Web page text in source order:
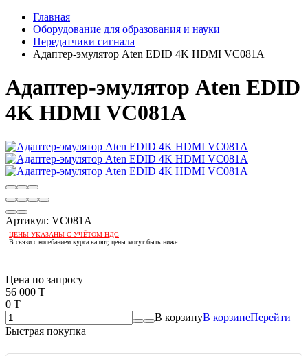
Главная
Оборудование для образования и науки
Передатчики сигнала
Адаптер-эмулятор Aten EDID 4K HDMI VC081A
Адаптер-эмулятор Aten EDID
4K HDMI VC081A
Артикул: VC081A
ЦЕНЫ УКАЗАНЫ С УЧЁТОМ НДС
В связи с колебанием курса валют, цены могут быть ниже
Цена по запросу
56 000 T
0 T
В корзинуВ корзинеПерейти
Быстрая покупка